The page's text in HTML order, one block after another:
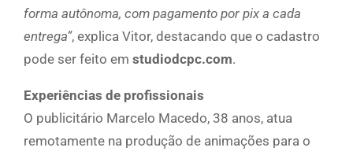
forma autônoma, com pagamento por pix a cada
entrega”, explica Vitor, destacando que o cadastro
pode ser feito em studiodcpc.com.
Experiências de profissionais
O publicitário Marcelo Macedo, 38 anos, atua
remotamente na produção de animações para o